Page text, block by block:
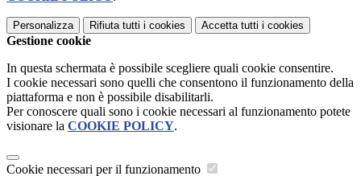
Personalizza Rifiuta tutti i cookies Accetta tutti i cookies
Gestione cookie
In questa schermata è possibile scegliere quali cookie consentire.
I cookie necessari sono quelli che consentono il funzionamento della
piattaforma e non è possibile disabilitarli.
Per conoscere quali sono i cookie necessari al funzionamento potete
visionare la COOKIE POLICY.
Cookie necessari per il funzionamento